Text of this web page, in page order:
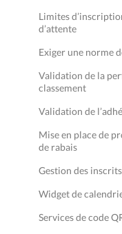
Limites
d’attente
Exiger une norme
Validation de la
classement
Validation de
Mise en place de
de rabais
Gestion des inscrits
Widget de
Services de code